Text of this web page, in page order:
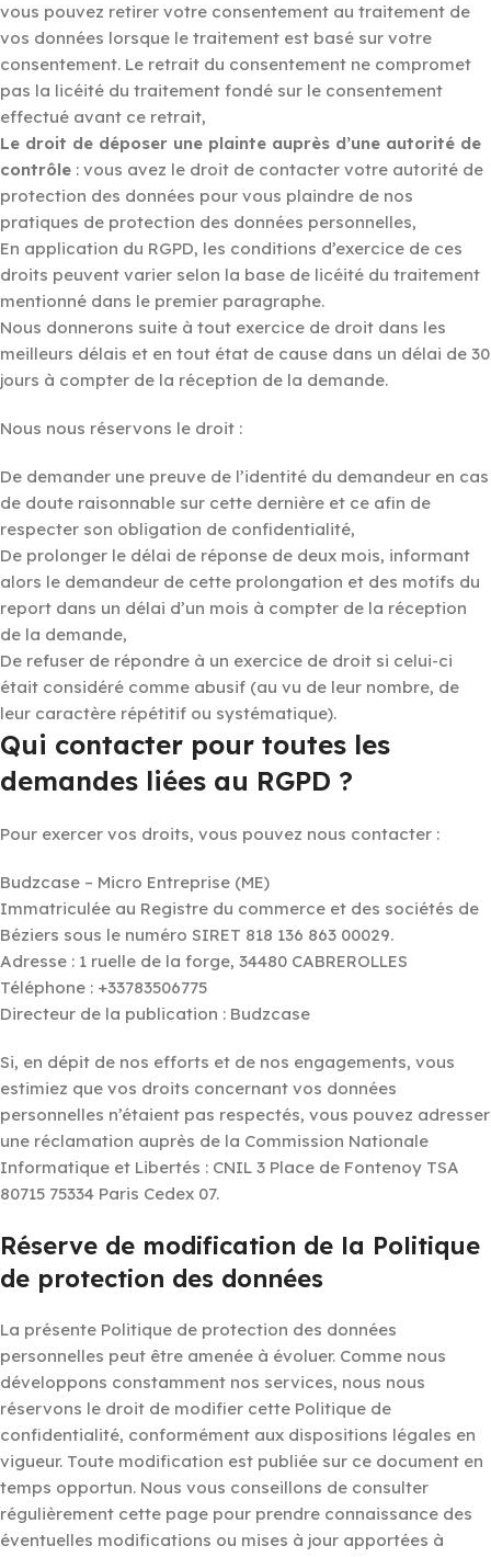
vous pouvez retirer votre consentement au traitement de
vos données lorsque le traitement est basé sur votre
consentement. Le retrait du consentement ne compromet
pas la licéité du traitement fondé sur le consentement
effectué avant ce retrait,
Le droit de déposer une plainte auprès d’une autorité de
contrôle : vous avez le droit de contacter votre autorité de
protection des données pour vous plaindre de nos
pratiques de protection des données personnelles,
En application du RGPD, les conditions d’exercice de ces
droits peuvent varier selon la base de licéité du traitement
mentionné dans le premier paragraphe.
Nous donnerons suite à tout exercice de droit dans les
meilleurs délais et en tout état de cause dans un délai de 30
jours à compter de la réception de la demande.
Nous nous réservons le droit :
De demander une preuve de l’identité du demandeur en cas
de doute raisonnable sur cette dernière et ce afin de
respecter son obligation de confidentialité,
De prolonger le délai de réponse de deux mois, informant
alors le demandeur de cette prolongation et des motifs du
report dans un délai d’un mois à compter de la réception
de la demande,
De refuser de répondre à un exercice de droit si celui-ci
était considéré comme abusif (au vu de leur nombre, de
leur caractère répétitif ou systématique).
Qui contacter pour toutes les
demandes liées au RGPD ?
Pour exercer vos droits, vous pouvez nous contacter :
Budzcase – Micro Entreprise (ME)
Immatriculée au Registre du commerce et des sociétés de
Béziers sous le numéro SIRET 818 136 863 00029.
Adresse : 1 ruelle de la forge, 34480 CABREROLLES
Téléphone : +33783506775
Directeur de la publication : Budzcase
Si, en dépit de nos efforts et de nos engagements, vous
estimiez que vos droits concernant vos données
personnelles n’étaient pas respectés, vous pouvez adresser
une réclamation auprès de la Commission Nationale
Informatique et Libertés : CNIL 3 Place de Fontenoy TSA
80715 75334 Paris Cedex 07.
Réserve de modification de la Politique
de protection des données
La présente Politique de protection des données
personnelles peut être amenée à évoluer. Comme nous
développons constamment nos services, nous nous
réservons le droit de modifier cette Politique de
confidentialité, conformément aux dispositions légales en
vigueur. Toute modification est publiée sur ce document en
temps opportun. Nous vous conseillons de consulter
régulièrement cette page pour prendre connaissance des
éventuelles modifications ou mises à jour apportées à